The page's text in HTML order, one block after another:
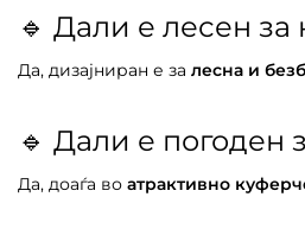
🔹 Дали е лесен
Да, дизајниран е за лесна и
🔹 Дали е погоден
Да, доаѓа во атрактивно